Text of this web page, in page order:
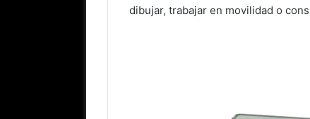
dibujar, trabajar en movilidad o